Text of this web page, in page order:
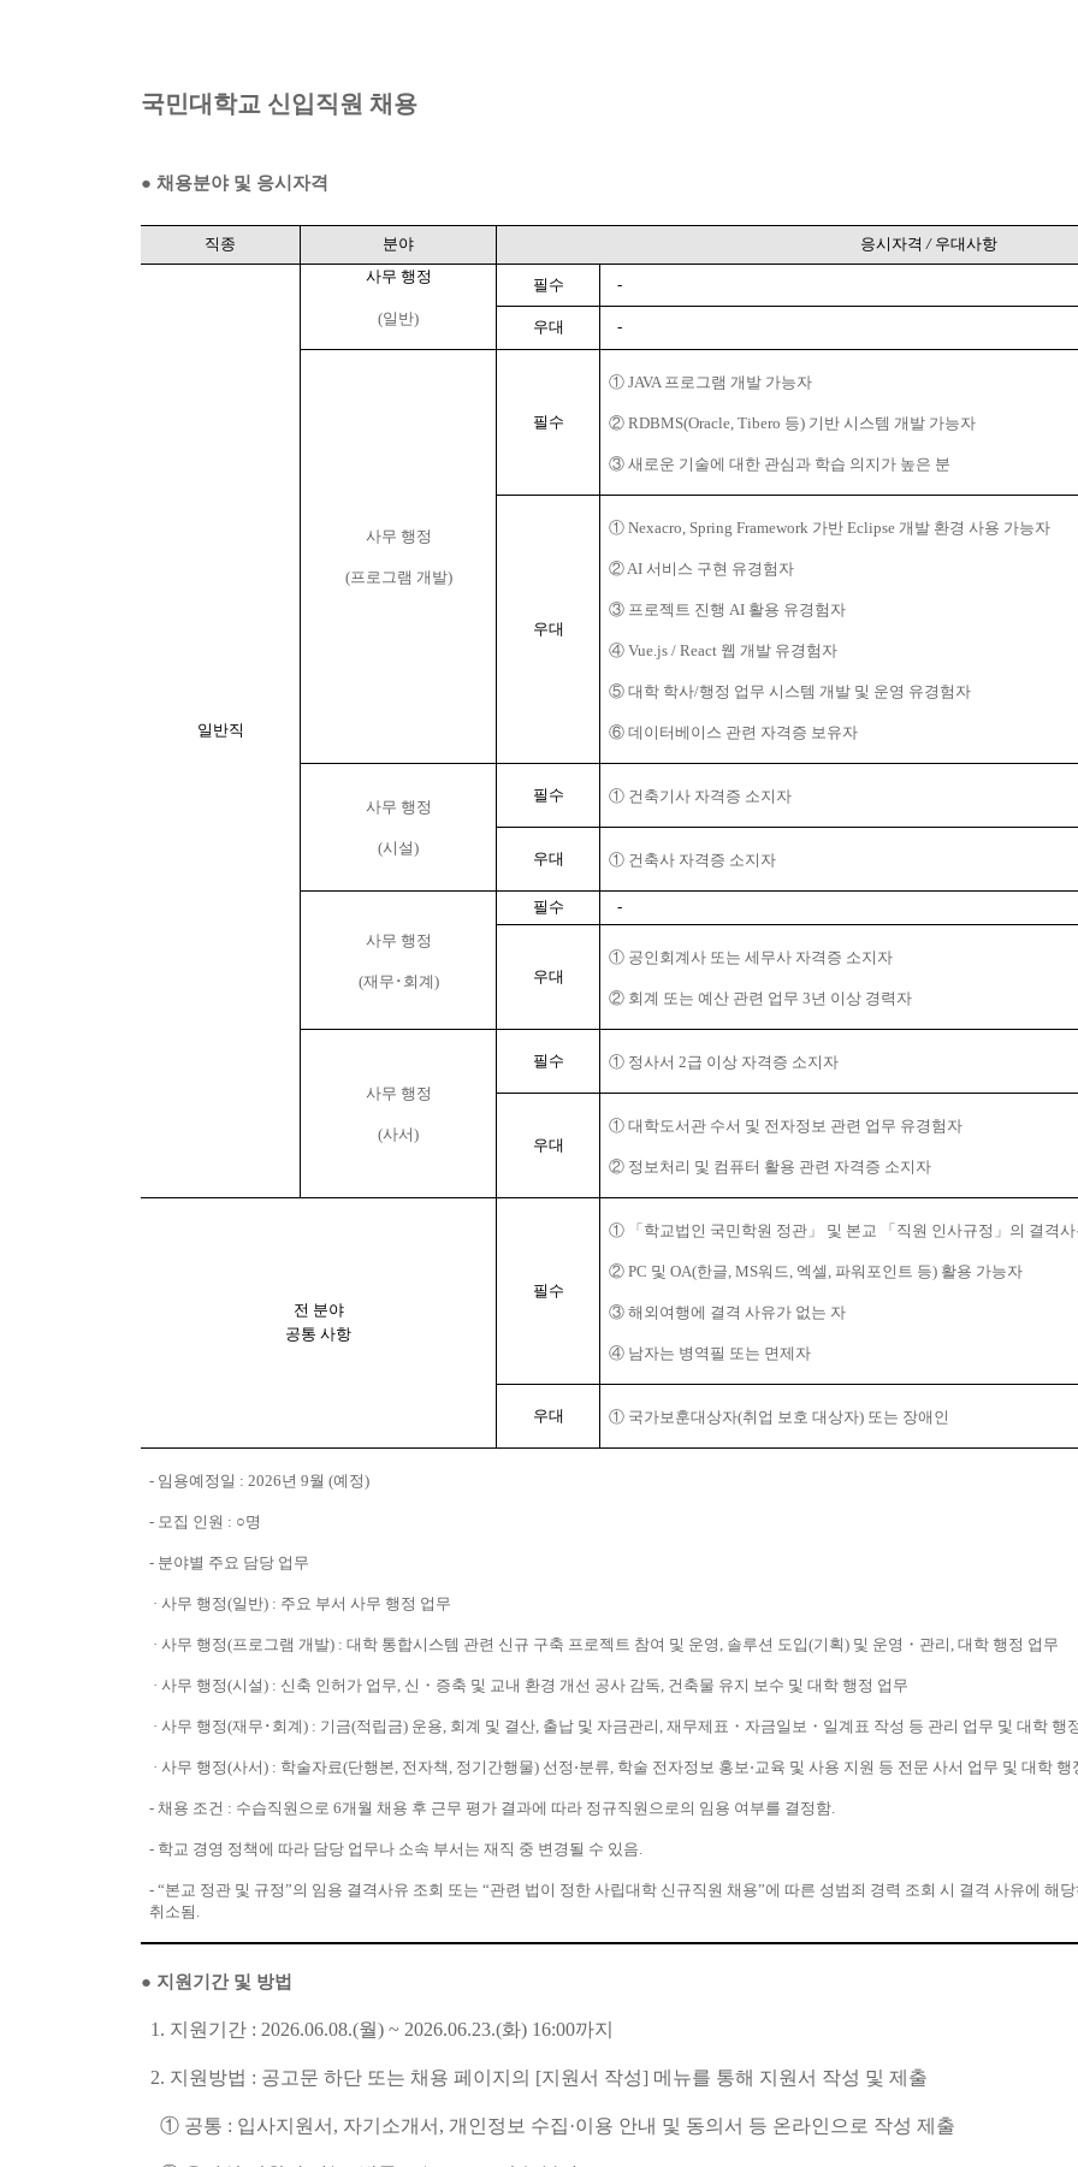
국민대학교 신입직원 채용
● 채용분야 및 응시자격
직종 분야 응시자격/ 우대사항
일반직
사무 행정
(일반)
필수 -
우대 -
사무 행정
(프로그램 개발)
필수
① JAVA 프로그램 개발 가능자
② RDBMS(Oracle, Tibero 등) 기반 시스템 개발 가능자
③ 새로운 기술에 대한 관심과 학습 의지가 높은 분
우대
① Nexacro, Spring Framework 가반 Eclipse 개발 환경 사용 가능자
② AI 서비스 구현 유경험자
③ 프로젝트 진행 AI 활용 유경험자
④ Vue.js / React 웹 개발 유경험자
⑤ 대학 학사/행정 업무 시스템 개발 및 운영 유경험자
⑥ 데이터베이스 관련 자격증 보유자
사무 행정
(시설)
필수 ① 건축기사 자격증 소지자
우대 ① 건축사 자격증 소지자
사무 행정
(재무･회계)
필수 -
우대
① 공인회계사 또는 세무사 자격증 소지자
② 회계 또는 예산 관련 업무 3년 이상 경력자
사무 행정
(사서)
필수 ① 정사서 2급 이상 자격증 소지자
우대
① 대학도서관 수서 및 전자정보 관련 업무 유경험자
② 정보처리 및 컴퓨터 활용 관련 자격증 소지자
전 분야
공통 사항
필수
① 「학교법인 국민학원 정관」 및 본교 「직원 인사규정」의 결격
② PC 및 OA(한글, MS워드, 엑셀, 파워포인트 등) 활용 가능자
③ 해외여행에 결격 사유가 없는 자
④ 남자는 병역필 또는 면제자
우대 ① 국가보훈대상자(취업 보호 대상자) 또는 장애인
- 임용예정일 : 2026년 9월 (예정)
- 모집 인원 : ○명
- 분야별 주요 담당 업무
· 사무 행정(일반) : 주요 부서 사무 행정 업무
· 사무 행정(프로그램 개발) : 대학 통합시스템 관련 신규 구축 프로젝트 참여 및 운영, 솔루션 도입(기획) 및 운영・관리, 대학 행정 업무
· 사무 행정(시설) : 신축 인허가 업무, 신・증축 및 교내 환경 개선 공사 감독, 건축물 유지 보수 및 대학 행정 업무
· 사무 행정(재무･회계) : 기금(적립금) 운용, 회계 및 결산, 출납 및 자금관리, 재무제표・자금일보・일계표 작성 등 관리 업무 및 대학 행
· 사무 행정(사서) : 학술자료(단행본, 전자책, 정기간행물) 선정⋅분류, 학술 전자정보 홍보⋅교육 및 사용 지원 등 전문 사서 업무 및 대학 행
- 채용 조건 : 수습직원으로 6개월 채용 후 근무 평가 결과에 따라 정규직원으로의 임용 여부를 결정함.
- 학교 경영 정책에 따라 담당 업무나 소속 부서는 재직 중 변경될 수 있음.
- “본교 정관 및 규정”의 임용 결격사유 조회 또는 “관련 법이 정한 사립대학 신규직원 채용”에 따른 성범죄 경력 조회 시 결격 사유에 해
취소됨.
● 지원기간 및 방법
1. 지원기간 : 2026.06.08.(월) ~ 2026.06.23.(화) 16:00까지
2. 지원방법 : 공고문 하단 또는 채용 페이지의 [지원서 작성] 메뉴를 통해 지원서 작성 및 제출
① 공통 : 입사지원서, 자기소개서, 개인정보 수집·이용 안내 및 동의서 등 온라인으로 작성 제출